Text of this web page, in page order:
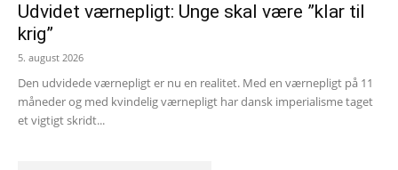
Udvidet værnepligt: Unge skal være ”klar til
krig”
5. august 2026
Den udvidede værnepligt er nu en realitet. Med en værnepligt på 11
måneder og med kvindelig værnepligt har dansk imperialisme taget
et vigtigt skridt...